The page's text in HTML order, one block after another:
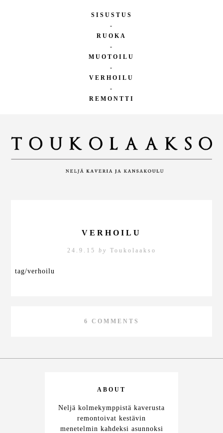
SISUSTUS
-
RUOKA
-
MUOTOILU
-
VERHOILU
-
REMONTTI
VERHOILU
24.9.15 by Toukolaakso
tag/verhoilu
6 COMMENTS
ABOUT
Neljä kolmekymppistä kaverusta
remontoivat kestävin
menetelmin kahdeksi asunnoksi